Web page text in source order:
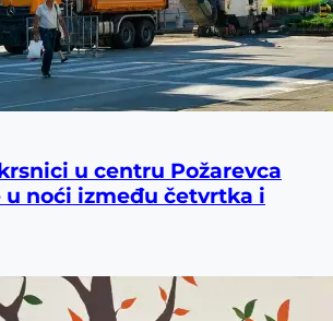
u centru Požarevca
u noći između četvrtka i